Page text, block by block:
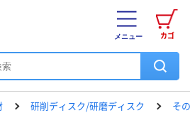
カゴ
メニュー
研削ディスク/研磨ディスク そ